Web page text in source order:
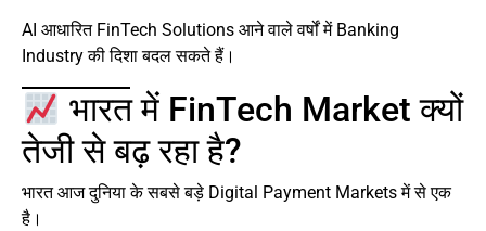
AI आधारित FinTech Solutions आने वाले वर्षों में Banking
Industry की दिशा बदल सकते हैं।
भारत में FinTech Market क्यों
तेजी से बढ़ रहा है?
भारत आज दुनिया के सबसे बड़े Digital Payment Markets में से एक
है।